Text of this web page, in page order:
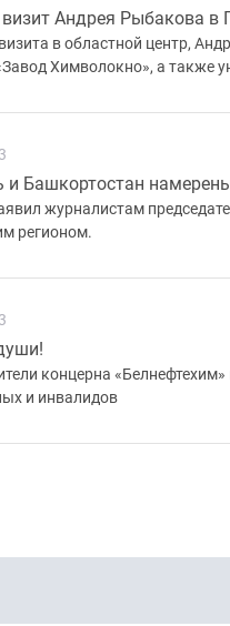
Андрея Рыбакова в
в областной центр,
Химволокно», а также
и Башкортостан
журналистам
регионом.
концерна
и инвалидов